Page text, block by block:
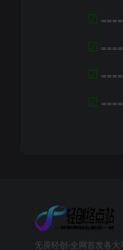
☑
☑
☑
☑
无畏轻创-全网首发各